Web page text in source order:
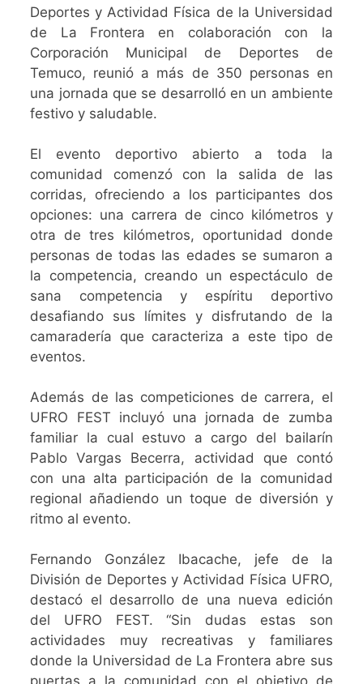
Deportes y Actividad Física de la Universidad
de La Frontera en colaboración con la
Corporación Municipal de Deportes de
Temuco, reunió a más de 350 personas en
una jornada que se desarrolló en un ambiente
festivo y saludable.
El evento deportivo abierto a toda la
comunidad comenzó con la salida de las
corridas, ofreciendo a los participantes dos
opciones: una carrera de cinco kilómetros y
otra de tres kilómetros, oportunidad donde
personas de todas las edades se sumaron a
la competencia, creando un espectáculo de
sana competencia y espíritu deportivo
desafiando sus límites y disfrutando de la
camaradería que caracteriza a este tipo de
eventos.
Además de las competiciones de carrera, el
UFRO FEST incluyó una jornada de zumba
familiar la cual estuvo a cargo del bailarín
Pablo Vargas Becerra, actividad que contó
con una alta participación de la comunidad
regional añadiendo un toque de diversión y
ritmo al evento.
Fernando González Ibacache, jefe de la
División de Deportes y Actividad Física UFRO,
destacó el desarrollo de una nueva edición
del UFRO FEST. “Sin dudas estas son
actividades muy recreativas y familiares
donde la Universidad de La Frontera abre sus
puertas a la comunidad con el objetivo de